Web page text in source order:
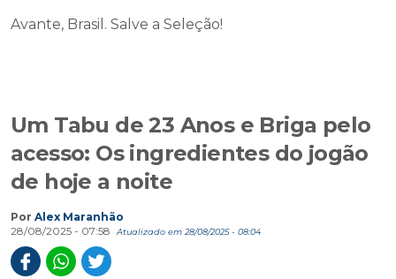
Avante, Brasil. Salve a Seleção!
Um Tabu de 23 Anos e Briga pelo
acesso: Os ingredientes do jogão
de hoje a noite
Por Alex Maranhão
28/08/2025 - 07:58
Atualizado em 28/08/2025 - 08:04